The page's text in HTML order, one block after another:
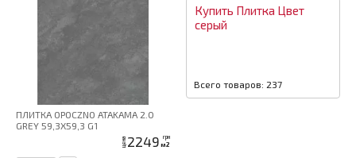
ПЛИТКА OPOCZNO ATAKAMA 2.0
GREY 59,3X59,3 G1
цена 2249 грн
м2
Купить Плитка Цвет
серый
Всего товаров: 237